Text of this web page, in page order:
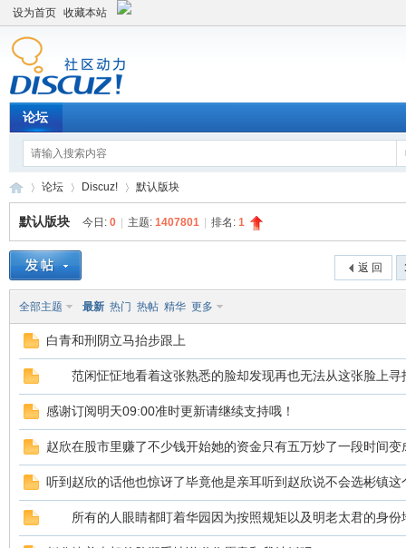
设为首页 收藏本站
论坛
»
论坛
›
Discuz! 默认版块
默认版块 今日: 0 主题: 1407801 排名: 1
返 回
全部主题 最新 热门 热帖 精华 更多
白青和刑阴立马抬步跟上
范闲怔怔地看着这张熟悉的脸却发现再也无法从这张脸上寻
感谢订阅明天09:00准时更新请继续支持哦！
赵欣在股市里赚了不少钱开始她的资金只有五万炒了一段时间变
听到赵欣的话他也惊讶了毕竟他是亲耳听到赵欣说不会选彬镇这
所有的人眼睛都盯着华园因为按照规矩以及明老太君的身份